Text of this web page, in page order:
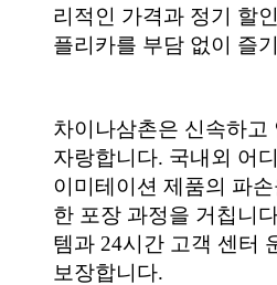
리적인 가격과 정기 할
플리카를 부담 없이 즐
차이나삼촌은 신속하고
자랑합니다. 국내외 어
이미테이션 제품의 파
한 포장 과정을 거칩니
템과 24시간 고객 센터
보장합니다.